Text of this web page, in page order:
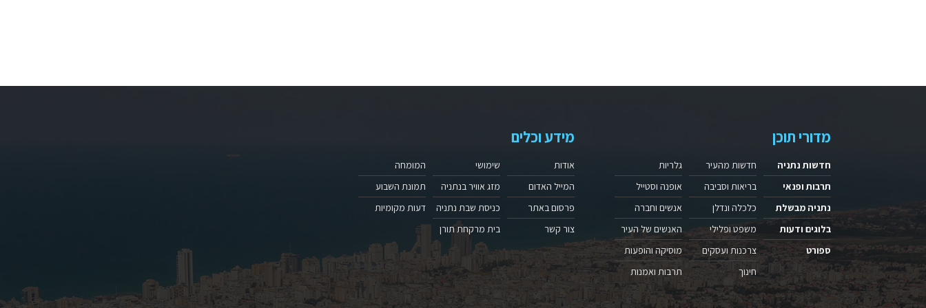
מדורי תוכן
חדשות נתניה
תרבות ופנאי
נתניה מבשלת
בלוגים ודעות
ספורט
חדשות מהעיר
בריאות וסביבה
כלכלה ונדלן
משפט ופלילי
צרכנות ועסקים
חינוך
גלריות
אופנה וסטייל
אנשים וחברה
האנשים של העיר
מוסיקה והופעות
תרבות ואמנות
מידע וכלים
אודות
המייל האדום
פרסום באתר
צור קשר
שימושי
מזג אוויר בנתניה
כניסת שבת נתניה
בית מרקחת תורן
המומחה
תמונת השבוע
דעות מקומיות